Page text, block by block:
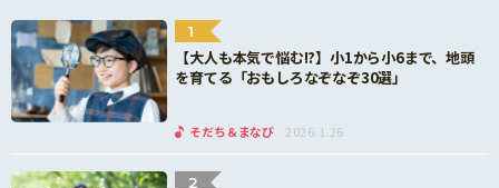
1
【大人も本気で悩む!?】小1から小6まで、地頭
を育てる「おもしろなぞなぞ30選」
そだち＆まなび 2026.1.26
2